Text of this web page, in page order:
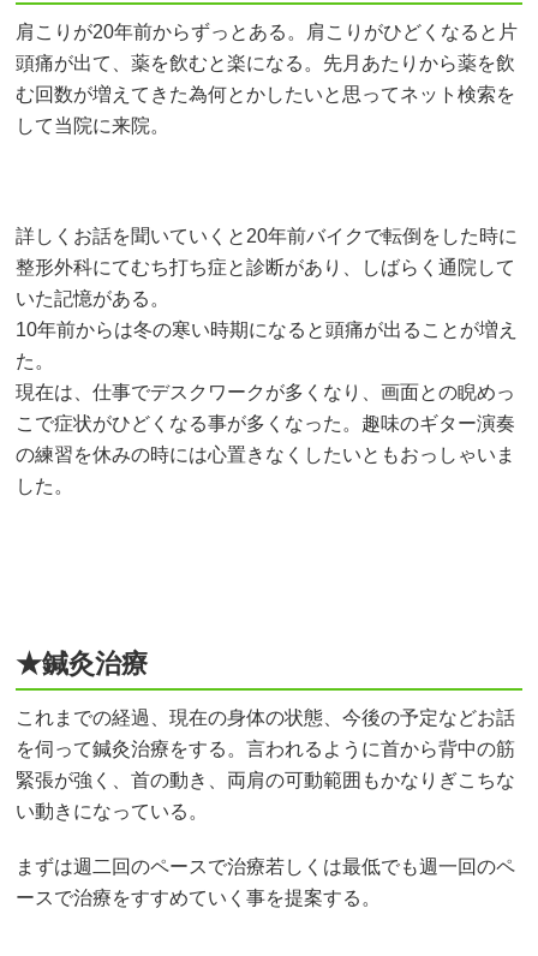
肩こりが20年前からずっとある。肩こりがひどくなると片
頭痛が出て、薬を飲むと楽になる。先月あたりから薬を飲
む回数が増えてきた為何とかしたいと思ってネット検索を
して当院に来院。
詳しくお話を聞いていくと20年前バイクで転倒をした時に
整形外科にてむち打ち症と診断があり、しばらく通院して
いた記憶がある。
10年前からは冬の寒い時期になると頭痛が出ることが増え
た。
現在は、仕事でデスクワークが多くなり、画面との睨めっ
こで症状がひどくなる事が多くなった。趣味のギター演奏
の練習を休みの時には心置きなくしたいともおっしゃいま
した。
★鍼灸治療
これまでの経過、現在の身体の状態、今後の予定などお話
を伺って鍼灸治療をする。言われるように首から背中の筋
緊張が強く、首の動き、両肩の可動範囲もかなりぎこちな
い動きになっている。
まずは週二回のペースで治療若しくは最低でも週一回のペ
ースで治療をすすめていく事を提案する。